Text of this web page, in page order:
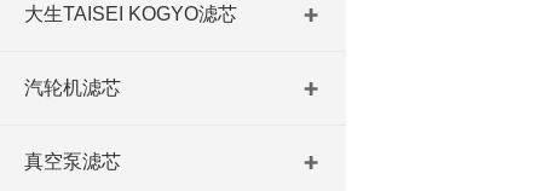
大生TAISEI KOGYO滤芯
汽轮机滤芯
真空泵滤芯